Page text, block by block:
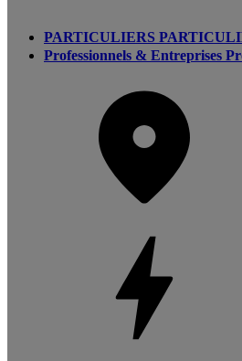
PARTICULIERS
Professionnels & Entreprises